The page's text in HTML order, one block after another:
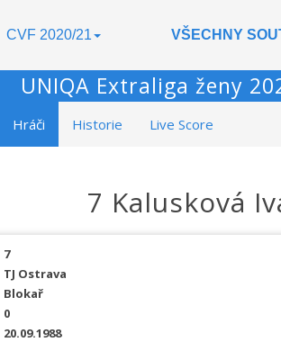
CVF 2020/21 VŠECHNY
UNIQA Extraliga ženy
Hráči Historie Live Score
7 Kalusková
7
TJ Ostrava
Blokař
0
20.09.1988